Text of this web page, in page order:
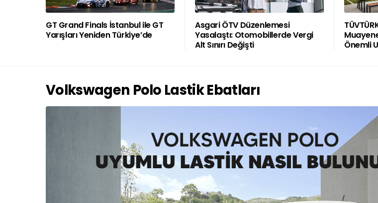
GT Grand Finals İstanbul ile GT
Yarışları Yeniden Türkiye’de
Asgari ÖTV Düzenlemesi
Yasalaştı: Otomobillerde Vergi
Alt Sınırı Değişti
Önemli
Volkswagen Polo Lastik Ebatları